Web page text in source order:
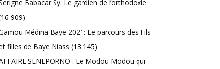
Babacar Sy: Le gardien de l’orthodoxie
909)
Médina Baye 2021: Le parcours des Fils
filles de Baye Niass (13 145)
SENEPORNO : Le Modou-Modou qui